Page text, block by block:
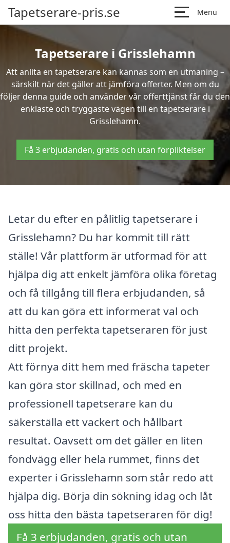
Tapetserare-pris.se Menu
Tapetserare i Grisslehamn
Att anlita en tapetserare kan kännas som en utmaning –
särskilt när det gäller att jämföra offerter. Men om du
följer denna guide och använder vår offerttjänst får du den
enklaste och tryggaste vägen till en tapetserare i
Grisslehamn.
Få 3 erbjudanden, gratis och utan förpliktelser
Letar du efter en pålitlig tapetserare i
Grisslehamn? Du har kommit till rätt
ställe! Vår plattform är utformad för att
hjälpa dig att enkelt jämföra olika företag
och få tillgång till flera erbjudanden, så
att du kan göra ett informerat val och
hitta den perfekta tapetseraren för just
ditt projekt.
Att förnya ditt hem med fräscha tapeter
kan göra stor skillnad, och med en
professionell tapetserare kan du
säkerställa ett vackert och hållbart
resultat. Oavsett om det gäller en liten
fondvägg eller hela rummet, finns det
experter i Grisslehamn som står redo att
hjälpa dig. Börja din sökning idag och låt
oss hitta den bästa tapetseraren för dig!
Få 3 erbjudanden, gratis och utan